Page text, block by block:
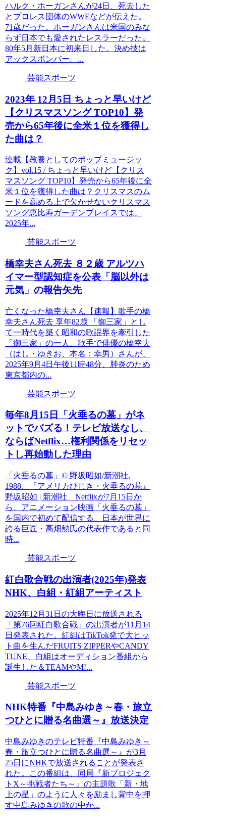
ハルク・ホーガンさんが24日、死去した
とプロレス団体のWWEなどが伝えた。
71歳だった。ホーガンさんは米国のみな
らず日本でも愛されたレスラーだった。
80年5月新日本に初来日した。決め技は
アックスボンバー。...
芸能スポーツ
2023年 12月5日 ちょっと早いけど
【クリスマスソング TOP10】発
売から65年後に全米１位を獲得し
た曲は？
連載【教養としてのポップミュージッ
ク】vol.15 / ちょっと早いけど【クリス
マスソング TOP10】発売から65年後に全
米１位を獲得した曲は？クリスマスのム
ードを高める上で欠かせないクリスマス
ソング恵比寿ガーデンプレイスでは、
2025年...
芸能スポーツ
橋幸夫さん死去 ８２歳 アルツハ
イマー型認知症を公表「脳以外は
元気」の報告矢先
亡くなった橋幸夫さん【速報】歌手の橋
幸夫さん死去 享年82歳 「御三家」とし
て一時代を築く昭和の歌謡界を牽引した
「御三家」の一人、歌手で俳優の橋幸夫
（はし・ゆきお、本名：幸男）さんが、
2025年9月4日午後11時48分、肺炎のため
東京都内の...
芸能スポーツ
毎年8月15日「火垂るの墓」がネ
ットでバズる！テレビ放送なし、
ならばNetflix…権利関係をリセッ
トし再始動した理由
「火垂るの墓」© 野坂昭如/新潮社,
1988、『アメリカひじき・火垂るの墓』
野坂昭如 | 新潮社 Netflixが7月15日か
ら、アニメーション映画「火垂るの墓」
を国内で初めて配信する。日本が世界に
誇る巨匠・高畑勲氏の代表作であると同
時...
芸能スポーツ
紅白歌合戦の出演者(2025年)発表
NHK、白組・紅組アーティスト
2025年12月31日の大晦日に放送される
「第76回紅白歌合戦」の出演者が11月14
日発表された。紅組はTikTok発で大ヒッ
ト曲を生んだFRUITS ZIPPERやCANDY
TUNE、白組はオーディション番組から
誕生した＆TEAMやM!...
芸能スポーツ
NHK特番『中島みゆき～春・旅立
つひとに贈る名曲選～』放送決定
中島みゆきのテレビ特番『中島みゆき～
春・旅立つひとに贈る名曲選～』が3月
25日にNHKで放送されることが発表さ
れた。この番組は、同局『新プロジェク
トX～挑戦者たち～』の主題歌「新・地
上の星」のように人々を励まし背中を押
す中島みゆきの歌の中か...